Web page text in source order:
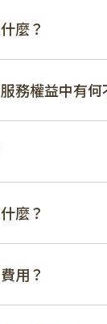
麼？
務權益中有何
麼？
用？